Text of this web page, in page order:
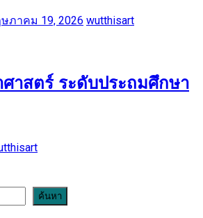
ภาคม 19, 2026 wutthisart
าสตร์ ระดับประถมศึกษา
ค้นหา